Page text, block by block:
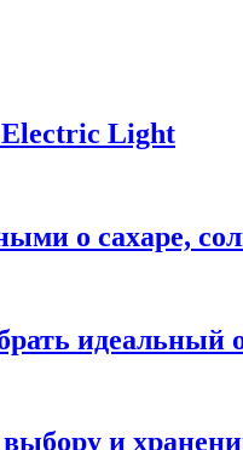
Light
о сахаре,
идеальный
выбору и